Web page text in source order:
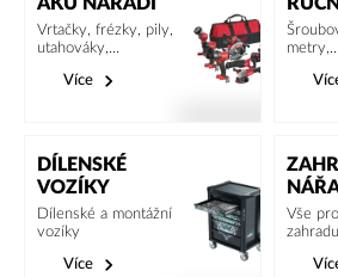
AKU NÁŘADÍ
Vrtačky, frézky, pily,
utahováky,...
Více
metry,...
DÍLENSKÉ
VOZÍKY
Dílenské a montážní
vozíky
Více
Vše
zahradu